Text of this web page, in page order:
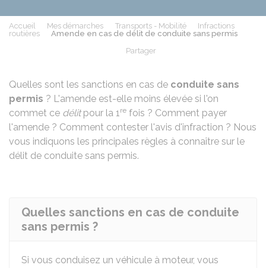
Accueil Mes démarches Transports - Mobilité
Infractions
routières
Amende en cas de délit de conduite sans permis
Partager
Quelles sont les sanctions en cas de conduite sans
permis ? L'amende est-elle moins élevée si l'on
commet ce délitpour la 1re fois ? Comment payer
l'amende ? Comment contester l'avis d'infraction ? Nous
vous indiquons les principales règles à connaître sur le
délit de conduite sans permis.
Quelles sanctions en cas de conduite
sans permis ?
Si vous conduisez un véhicule à moteur, vous